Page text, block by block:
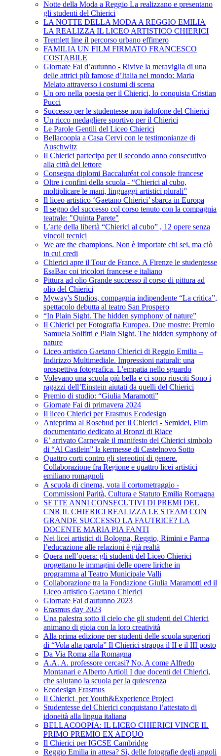
Notte della Moda a Reggio La realizzano e presentano
gli studenti del Chierici
LA NOTTE DELLA MODA A REGGIO EMILIA
LA REALIZZA IL LICEO ARTISTICO CHIERICI
Tremlett line il percorso urbano effimero
FAMILIA UN FILM FIRMATO FRANCESCO
COSTABILE
Giornate Fai d’autunno - Rivive la meraviglia di una
delle attrici più famose d’Italia nel mondo: Maria
Melato attraverso i costumi di scena
Un oro nella poesia per il Chierici, lo conquista Cristian
Pucci
Successo per le studentesse non italofone del Chierici
Un ricco medagliere sportivo per il Chierici
Le Parole Gentili del Liceo Chierici
Bellacoopia a Casa Cervi con le testimonianze di
Auschwitz
Il Chierici partecipa per il secondo anno consecutivo
alla città del lettore
Consegna diplomi Baccaluréat col console francese
Oltre i confini della scuola - “Chierici al cubo,
moltiplicare le mani, linguaggi artistici plurali”
Il liceo artistico ‘Gaetano Chierici’ sbarca in Europa
Il segno del successo col corso tenuto con la compagnia
teatrale: "Quinta Parete"
L’arte della libertà “Chierici al cubo” , 12 opere senza
vincoli tecnici
We are the champions. Non è importate chi sei, ma ciò
in cui credi
Chierici apre il Tour de France. A Firenze le studentesse
EsaBac coi tricolori francese e italiano
Pittura ad olio Grande successo il corso di pittura ad
olio del Chierici
Myway's Studios, compagnia indipendente “La critica”,
spettacolo debutta al teatro San Prospero
“In Plain Sight. The hidden symphony of nature”
Il Chierici per Fotografia Europea. Due mostre: Premio
Samuela Solfitti e Plain Sight. The hidden symphony of
nature
Liceo artistico Gaetano Chierici di Reggio Emilia –
Indirizzo Multimediale. Impressioni naturali: una
prospettiva fotografica. L'empatia nello sguardo
Volevano una scuola più bella e ci sono riusciti Sono i
ragazzi dell’Einstein aiutati da quelli del Chierici
Premio di studio: “Giulia Maramotti”
Giornate Fai di primavera 2024
Il liceo Chierici per Erasmus Ecodesign
Anteprima al Rosebud per il Chierici - Semidei, Film
documentario dedicato ai Bronzi di Riace
E’ arrivato Carnevale il manifesto del Chierici simbolo
di “Al Castlein” la kermesse di Castelnovo Sotto
Quattro corti contro gli stereotipi di genere.
Collaborazione fra Regione e quattro licei artistici
emiliano romagnoli
A scuola di cinema, vota il cortometraggio -
Commissioni Parità, Cultura e Statuto Emilia Romagna
SETTE ANNI CONSECUTIVI DI PREMI DEL
CNR IL CHIERICI REALIZZA LE STEAM CON
GRANDE SUCCESSO LA FAUTRICE? LA
DOCENTE MARIA PIA FANTI
Nei licei artistici di Bologna, Reggio, Rimini e Parma
l’educazione alle relazioni è già realtà
Opera nell’opera: gli studenti del Liceo Chierici
progettano le immagini delle opere liriche in
programma al Teatro Municipale Valli
Collaborazione tra la Fondazione Giulia Maramotti ed il
Liceo artistico Gaetano Chierici
Giornate Fai d'autunno 2023
Erasmus day 2023
Una palestra sotto il cielo che gli studenti del Chierici
animano di gioia con la loro creatività
Alla prima edizione per studenti delle scuola superiori
di “Vola alta parola” Il Chierici strappa il II e il III posto
Da Via Roma alla Romagna
A.A. A. professore cercasi? No, A come Alfredo
Montanari e Alberto Artioli I due docenti del Chierici,
che salutano la scuola per la quiescenza
Ecodesign Erasmus
Il Chierici per Youth&Experience Project
Studentesse del Chierici conquistano l’attestato di
idoneità alla lingua italiana
BELLACOOPIA: IL LICEO CHIERICI VINCE IL
PRIMO PREMIO EX AEQUO
Il Chierici per IGCSE Cambridge
Reggio Emilia in attesa? Sì, delle fotografie degli angoli